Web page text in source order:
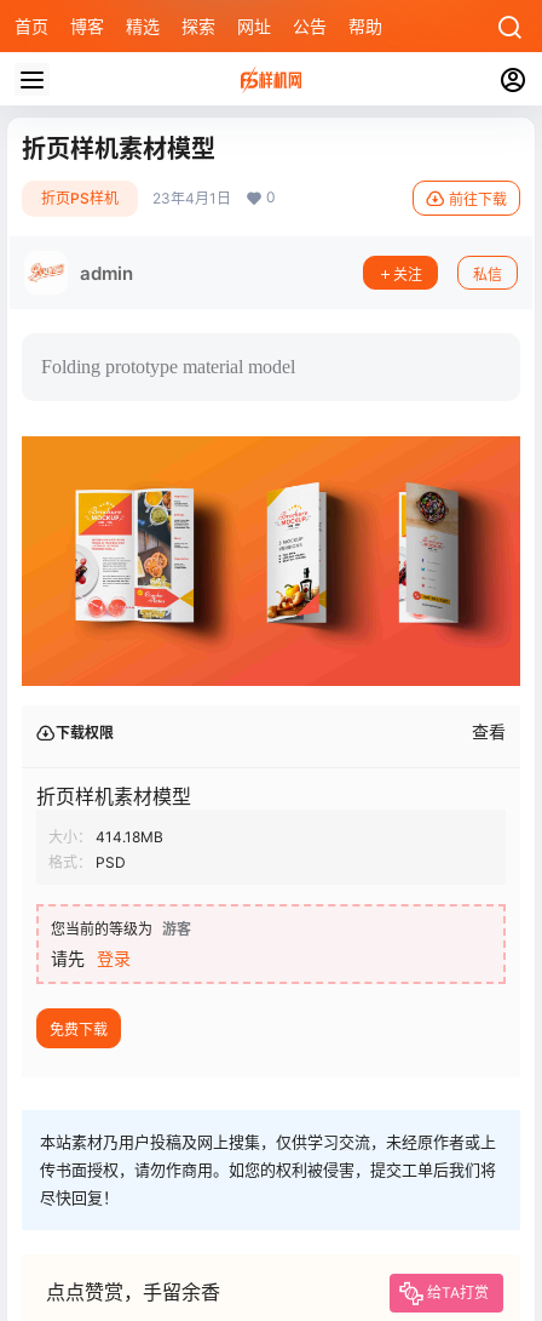
首页 博客 精选 探索 网址 公告 帮助
折页样机素材模型
折页PS样机 23年4月1日 0 前往下载
admin 关注 私信
Folding prototype material model
下载权限 查看
折页样机素材模型
大小：
414.18MB
格式：
PSD
您当前的等级为 游客
请先 登录
免费下载
本站素材乃用户投稿及网上搜集，仅供学习交流，未经原作者或上
传书面授权，请勿作商用。如您的权利被侵害，提交工单后我们将
尽快回复！
点点赞赏，手留余香 给TA打赏